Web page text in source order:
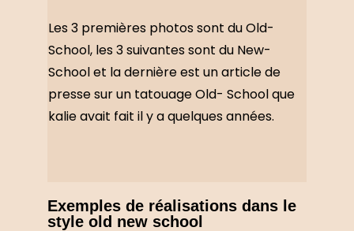
Les 3 premières photos sont du Old-
School, les 3 suivantes sont du New-
School et la dernière est un article de
presse sur un tatouage Old- School que
kalie avait fait il y a quelques années.
Exemples de réalisations dans le
style old new school